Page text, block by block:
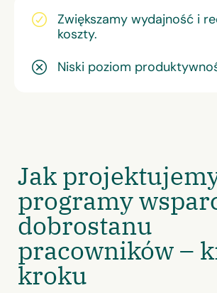
Niski poziom
Zwiększamy wydajność i
koszty.
Jak
programy
dobrostanu
pracowników –
kroku